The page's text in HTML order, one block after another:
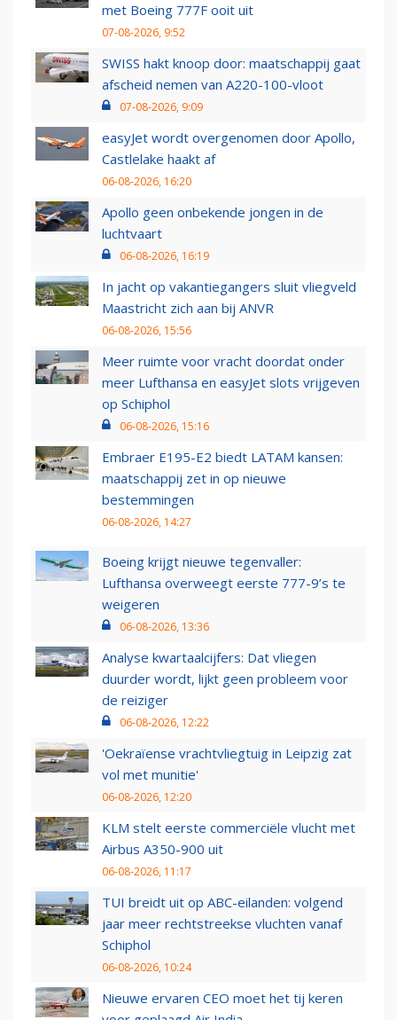
met Boeing 777F ooit uit
07-08-2026, 9:52
SWISS hakt knoop door: maatschappij gaat
afscheid nemen van A220-100-vloot
07-08-2026, 9:09
easyJet wordt overgenomen door Apollo,
Castlelake haakt af
06-08-2026, 16:20
Apollo geen onbekende jongen in de
luchtvaart
06-08-2026, 16:19
In jacht op vakantiegangers sluit vliegveld
Maastricht zich aan bij ANVR
06-08-2026, 15:56
Meer ruimte voor vracht doordat onder
meer Lufthansa en easyJet slots vrijgeven
op Schiphol
06-08-2026, 15:16
Embraer E195-E2 biedt LATAM kansen:
maatschappij zet in op nieuwe
bestemmingen
06-08-2026, 14:27
Boeing krijgt nieuwe tegenvaller:
Lufthansa overweegt eerste 777-9’s te
weigeren
06-08-2026, 13:36
Analyse kwartaalcijfers: Dat vliegen
duurder wordt, lijkt geen probleem voor
de reiziger
06-08-2026, 12:22
'Oekraïense vrachtvliegtuig in Leipzig zat
vol met munitie'
06-08-2026, 12:20
KLM stelt eerste commerciële vlucht met
Airbus A350-900 uit
06-08-2026, 11:17
TUI breidt uit op ABC-eilanden: volgend
jaar meer rechtstreekse vluchten vanaf
Schiphol
06-08-2026, 10:24
Nieuwe ervaren CEO moet het tij keren